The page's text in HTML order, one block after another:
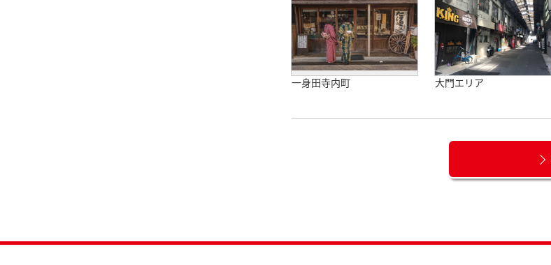
一身田寺内町 大門エリア